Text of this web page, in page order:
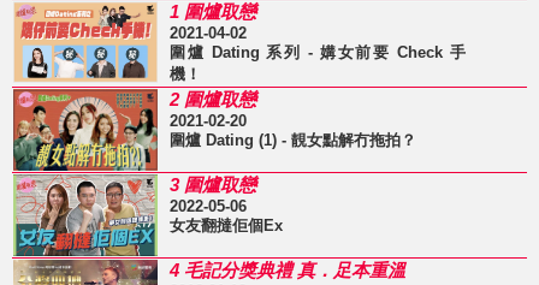
1 圍爐取戀
2021-04-02
圍爐 Dating 系列 - 媾女前要 Check 手
機！
2 圍爐取戀
2021-02-20
圍爐 Dating (1) - 靚女點解冇拖拍？
3 圍爐取戀
2022-05-06
女友翻撻佢個Ex
4 毛記分獎典禮 真．足本重溫